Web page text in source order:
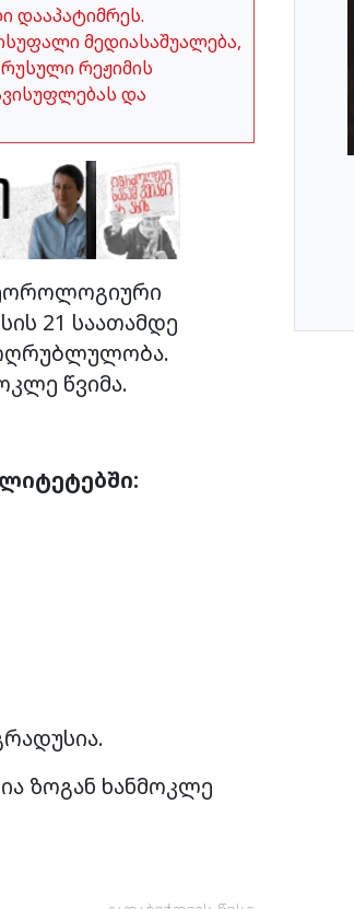
დააპატიმრეს.
მედიასაშუალება,
რეჟიმის
და
21 საათამდე
წვიმა.
ზოგან ხანმოკლე